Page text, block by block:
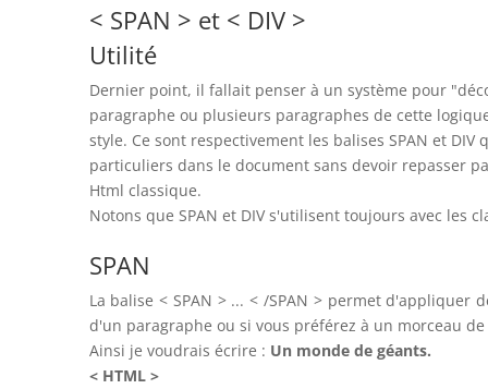
< SPAN > et < DIV >
Utilité
Dernier point, il fallait penser à un système pour
paragraphe ou plusieurs paragraphes de cette
style. Ce sont respectivement les balises SPAN et
particuliers dans le document sans devoir repasser
Html classique.
Notons que SPAN et DIV s'utilisent toujours avec les
SPAN
La balise < SPAN > ... < /SPAN > permet d'appliquer
d'un paragraphe ou si vous préférez à un morceau
Ainsi je voudrais écrire : Un monde de géants.
< HTML >